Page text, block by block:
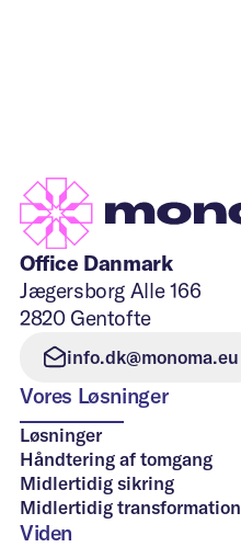
Office Danmark
Jægersborg Alle 166
2820 Gentofte
info.dk@monoma.eu
Vores Løsninger
Løsninger
Håndtering af tomgang
Midlertidig sikring
Midlertidig transformation
Viden